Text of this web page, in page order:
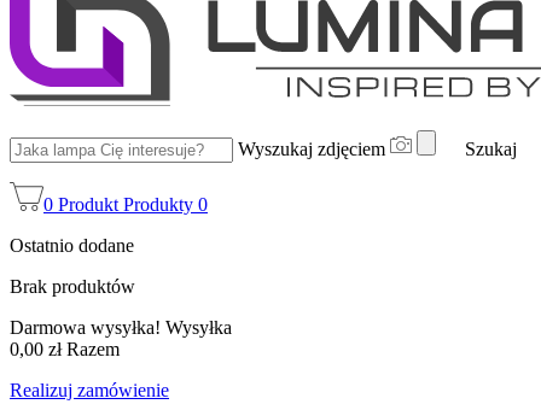
Wyszukaj zdjęciem Szukaj
0 Produkt Produkty 0
Ostatnio dodane
Brak produktów
Darmowa wysyłka! Wysyłka
0,00 zł Razem
Realizuj zamówienie